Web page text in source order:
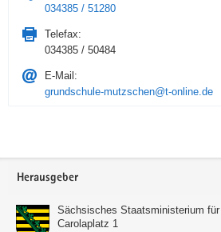
034385 / 51280
Telefax:
034385 / 50484
E-Mail:
grundschule-mutzschen@t-online.de
Service
Herausgeber
Sächsisches Staatsministerium
Carolaplatz 1